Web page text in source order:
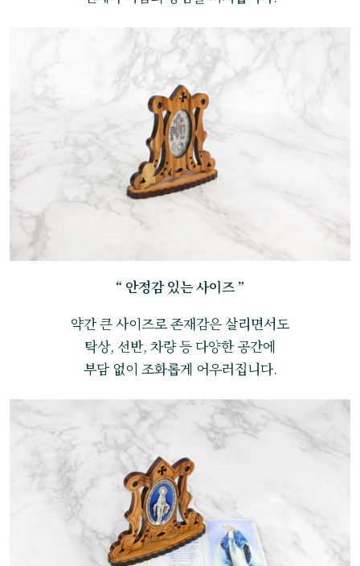
“ 안정감 있는 사이즈 ”
약간 큰 사이즈로 존재감은 살리면서도
탁상, 선반, 차량 등 다양한 공간에
부담 없이 조화롭게 어우러집니다.